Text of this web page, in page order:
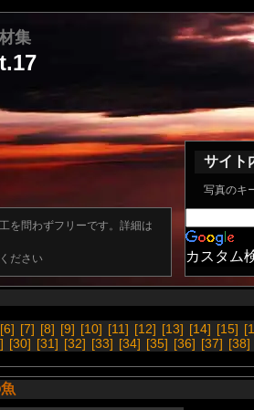
集
を問わずフリーです。詳細は
ださい
サイト
写真のキ
カスタム
[6] [7] [8] [9] [10] [11] [12] [13] [14] [15]
[30] [31] [32] [33] [34] [35] [36] [37] [38]